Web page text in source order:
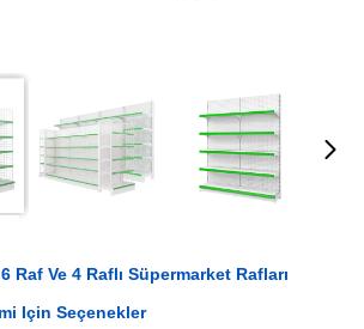
Raf Ve 4 Raflı Süpermarket Rafları
Için Seçenekler